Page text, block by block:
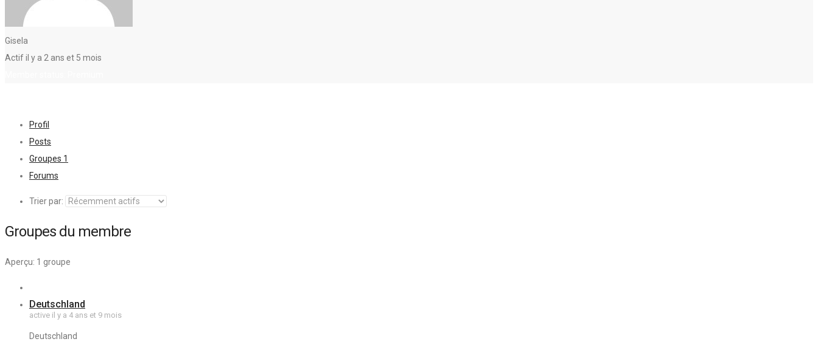
Gisela
Actif il y a 2 ans et 5 mois
Profil
Posts
Groupes 1
Forums
Trier par:
Groupes du membre
Aperçu: 1 groupe
Deutschland
active il y a 4 ans et 9 mois
Deutschland